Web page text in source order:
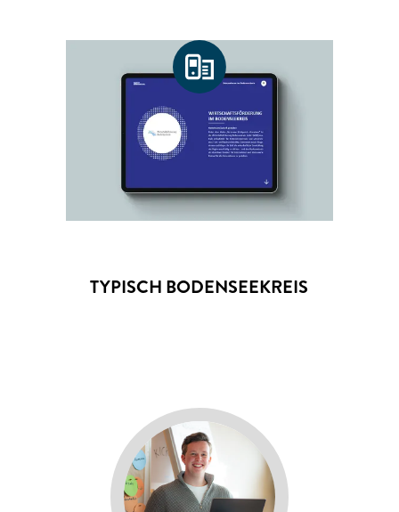
TYPISCH BODENSEEKREIS